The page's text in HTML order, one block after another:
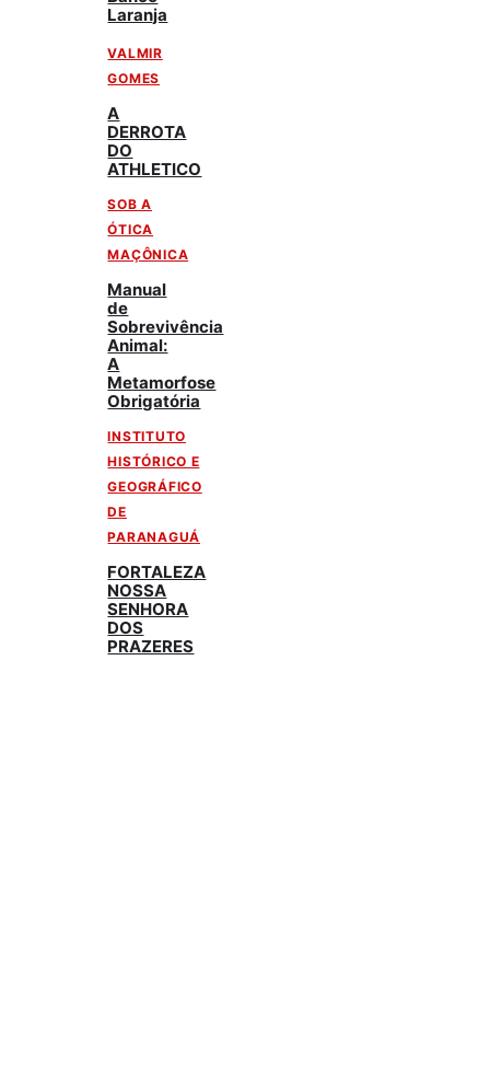
Laranja
VALMIR
GOMES
A
DERROTA
DO
ATHLETICO
SOB A
ÓTICA
MAÇÔNICA
Manual
de
Sobrevivência
Animal:
A
Metamorfose
Obrigatória
INSTITUTO
HISTÓRICO E
GEOGRÁFICO
DE
PARANAGUÁ
FORTALEZA
NOSSA
SENHORA
DOS
PRAZERES